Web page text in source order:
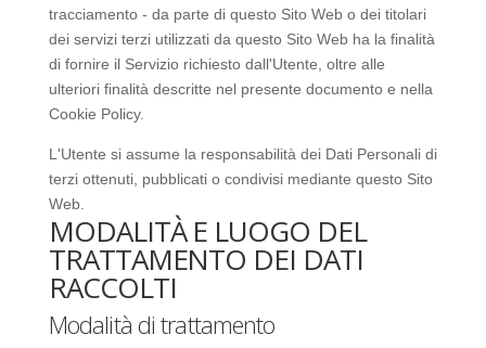
tracciamento - da parte di questo Sito Web o dei titolari
dei servizi terzi utilizzati da questo Sito Web ha la finalità
di fornire il Servizio richiesto dall'Utente, oltre alle
ulteriori finalità descritte nel presente documento e nella
Cookie Policy.
L'Utente si assume la responsabilità dei Dati Personali di
terzi ottenuti, pubblicati o condivisi mediante questo Sito
Web.
MODALITÀ E LUOGO DEL
TRATTAMENTO DEI DATI
RACCOLTI
Modalità di trattamento